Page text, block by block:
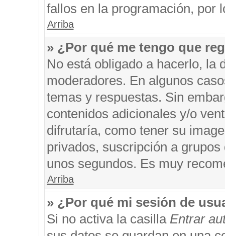
fallos en la programación, por
Arriba
» ¿Por qué me tengo que
No está obligado a hacerlo, la
moderadores. En algunos
temas y respuestas. Sin
contenidos adicionales y/o
difrutaría, como tener su
privados, suscripción a
unos segundos. Es muy
Arriba
» ¿Por qué mi sesión de
Si no activa la casilla Entrar